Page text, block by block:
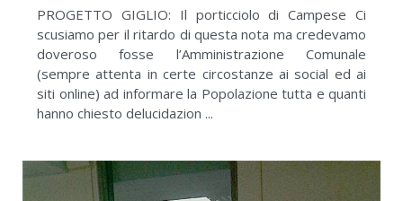
PROGETTO GIGLIO: Il porticciolo di Campese Ci
scusiamo per il ritardo di questa nota ma credevamo
doveroso fosse l’Amministrazione Comunale
(sempre attenta in certe circostanze ai social ed ai
siti online) ad informare la Popolazione tutta e quanti
hanno chiesto delucidazion ...